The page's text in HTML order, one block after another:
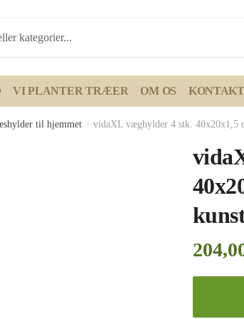
VI PLANTER TRÆER OM OS KONTAKT
til hjemmet vidaXL væghylder 4 stk. 40x20x1,5